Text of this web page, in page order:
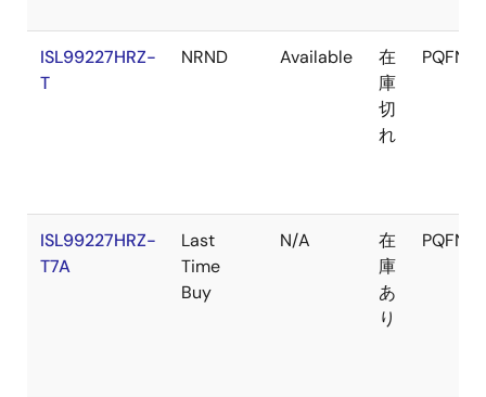
ISL99227HRZ-
T
NRND Available
在
庫
切
れ
PQFN
ISL99227HRZ-
T7A
Last
Time
Buy
N/A
在
庫
あ
り
PQFN